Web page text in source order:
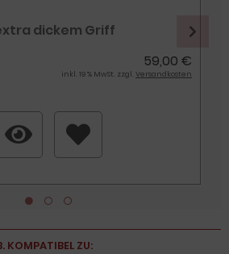
dickem Griff
59,00 €
inkl. 19 % MwSt. zzgl. Versandkosten
KOMPATIBEL ZU: